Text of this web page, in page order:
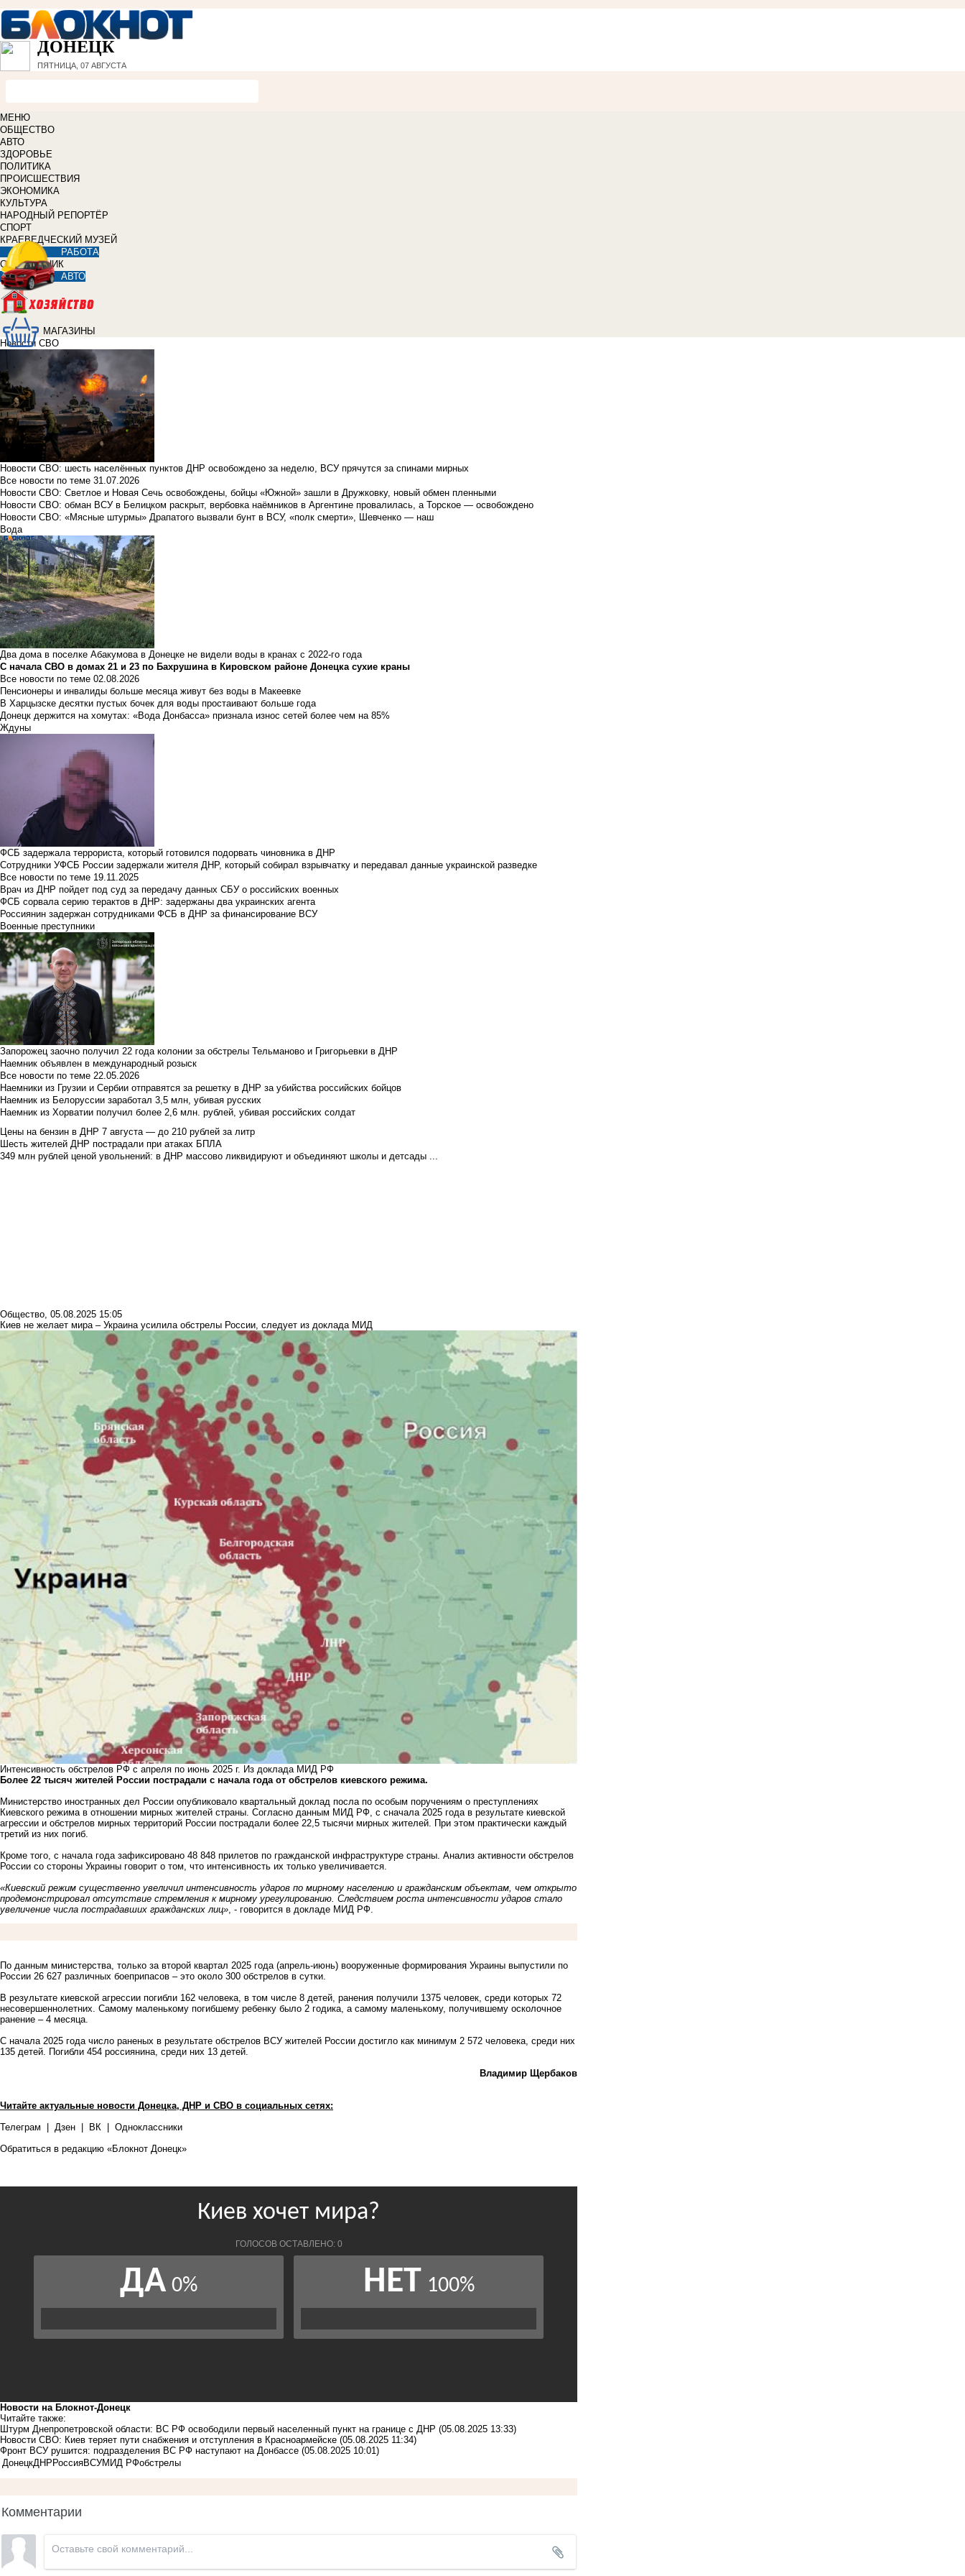
ДОНЕЦК
ПЯТНИЦА, 07 АВГУСТА
МЕНЮ
ОБЩЕСТВО
АВТО
ЗДОРОВЬЕ
ПОЛИТИКА
ПРОИСШЕСТВИЯ
ЭКОНОМИКА
КУЛЬТУРА
НАРОДНЫЙ РЕПОРТЁР
СПОРТ
КРАЕВЕДЧЕСКИЙ МУЗЕЙ
РАБОТА
СПРАВОЧНИК
АВТО
МАГАЗИНЫ
Новости СВО
Новости СВО: шесть населённых пунктов ДНР освобождено за неделю, ВСУ прячутся за спинами мирных
Все новости по теме 31.07.2026
Новости СВО: Светлое и Новая Сечь освобождены, бойцы «Южной» зашли в Дружковку, новый обмен пленными
Новости СВО: обман ВСУ в Белицком раскрыт, вербовка наёмников в Аргентине провалилась, а Торское — освобождено
Новости СВО: «Мясные штурмы» Драпатого вызвали бунт в ВСУ, «полк смерти», Шевченко — наш
Вода
Два дома в поселке Абакумова в Донецке не видели воды в кранах с 2022-го года
С начала СВО в домах 21 и 23 по Бахрушина в Кировском районе Донецка сухие краны
Все новости по теме 02.08.2026
Пенсионеры и инвалиды больше месяца живут без воды в Макеевке
В Харцызске десятки пустых бочек для воды простаивают больше года
Донецк держится на хомутах: «Вода Донбасса» признала износ сетей более чем на 85%
Ждуны
ФСБ задержала террориста, который готовился подорвать чиновника в ДНР
Сотрудники УФСБ России задержали жителя ДНР, который собирал взрывчатку и передавал данные украинской разведке
Все новости по теме 19.11.2025
Врач из ДНР пойдет под суд за передачу данных СБУ о российских военных
ФСБ сорвала серию терактов в ДНР: задержаны два украинских агента
Россиянин задержан сотрудниками ФСБ в ДНР за финансирование ВСУ
Военные преступники
Запорожец заочно получил 22 года колонии за обстрелы Тельманово и Григорьевки в ДНР
Наемник объявлен в международный розыск
Все новости по теме 22.05.2026
Наемники из Грузии и Сербии отправятся за решетку в ДНР за убийства российских бойцов
Наемник из Белоруссии заработал 3,5 млн, убивая русских
Наемник из Хорватии получил более 2,6 млн. рублей, убивая российских солдат
Цены на бензин в ДНР 7 августа — до 210 рублей за литр
Шесть жителей ДНР пострадали при атаках БПЛА
349 млн рублей ценой увольнений: в ДНР массово ликвидируют и объединяют школы и детсады ...
Общество 05.08.2025 15:05
Киев не желает мира – Украина усилила обстрелы России, следует из доклада МИД
Интенсивность обстрелов РФ с апреля по июнь 2025 г. Из доклада МИД РФ
Более 22 тысяч жителей России пострадали с начала года от обстрелов киевского режима.
Министерство иностранных дел России опубликовало квартальный доклад посла по особым поручениям о преступлениях
Киевского режима в отношении мирных жителей страны. Согласно данным МИД РФ, с сначала 2025 года в результате киевской
агрессии и обстрелов мирных территорий России пострадали более 22,5 тысячи мирных жителей. При этом практически каждый
третий из них погиб.
Кроме того, с начала года зафиксировано 48 848 прилетов по гражданской инфраструктуре страны. Анализ активности обстрелов
России со стороны Украины говорит о том, что интенсивность их только увеличивается.
«Киевский режим существенно увеличил интенсивность ударов по мирному населению и гражданским объектам, чем открыто
продемонстрировал отсутствие стремления к мирному урегулированию. Следствием роста интенсивности ударов стало
увеличение числа пострадавших гражданских лиц», - говорится в докладе МИД РФ.
По данным министерства, только за второй квартал 2025 года (апрель-июнь) вооруженные формирования Украины выпустили по
России 26 627 различных боеприпасов – это около 300 обстрелов в сутки.
В результате киевской агрессии погибли 162 человека, в том числе 8 детей, ранения получили 1375 человек, среди которых 72
несовершеннолетних. Самому маленькому погибшему ребенку было 2 годика, а самому маленькому, получившему осколочное
ранение – 4 месяца.
С начала 2025 года число раненых в результате обстрелов ВСУ жителей России достигло как минимум 2 572 человека, среди них
135 детей. Погибли 454 россиянина, среди них 13 детей.
Владимир Щербаков
Читайте актуальные новости Донецка, ДНР и СВО в социальных сетях:
Телеграм
Дзен ВК
Одноклассники
Обратиться в редакцию «Блокнот Донецк»
Новости на Блoкнoт-Донецк
Читайте также:
Штурм Днепропетровской области: ВС РФ освободили первый населенный пункт на границе с ДНР (05.08.2025 13:33)
Новости СВО: Киев теряет пути снабжения и отступления в Красноармейске (05.08.2025 11:34)
Фронт ВСУ рушится: подразделения ВС РФ наступают на Донбассе (05.08.2025 10:01)
ДонецкДНР РоссияВСУМИД РФобстрелы
Комментарии